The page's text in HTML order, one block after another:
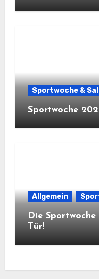
Sportwoche &
Sportwoche
Allgemein
Die
Tür!